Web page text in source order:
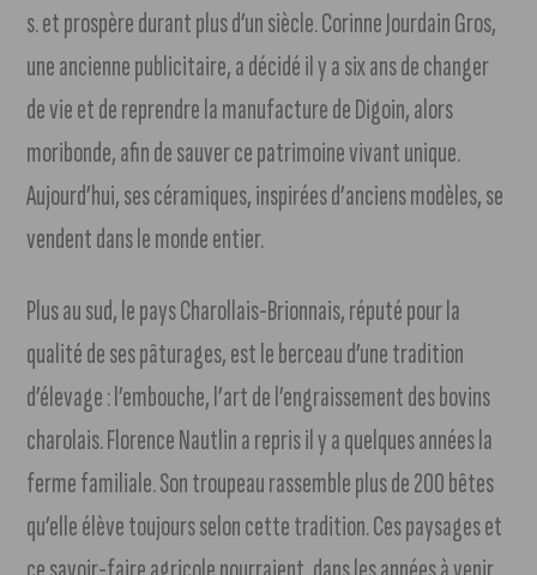
s. et prospère durant plus d’un siècle. Corinne Jourdain Gros,
une ancienne publicitaire, a décidé il y a six ans de changer
de vie et de reprendre la manufacture de Digoin, alors
moribonde, afin de sauver ce patrimoine vivant unique.
Aujourd’hui, ses céramiques, inspirées d’anciens modèles, se
vendent dans le monde entier.
Plus au sud, le pays Charollais-Brionnais, réputé pour la
qualité de ses pâturages, est le berceau d’une tradition
d’élevage : l’embouche, l’art de l’engraissement des bovins
charolais. Florence Nautlin a repris il y a quelques années la
ferme familiale. Son troupeau rassemble plus de 200 bêtes
qu’elle élève toujours selon cette tradition. Ces paysages et